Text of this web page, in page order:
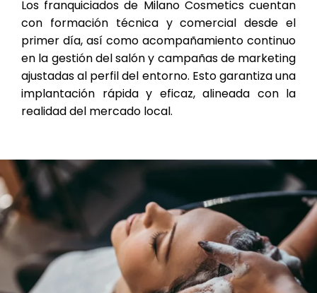
Los franquiciados de Milano Cosmetics cuentan
con formación técnica y comercial desde el
primer día, así como acompañamiento continuo
en la gestión del salón y campañas de marketing
ajustadas al perfil del entorno. Esto garantiza una
implantación rápida y eficaz, alineada con la
realidad del mercado local.